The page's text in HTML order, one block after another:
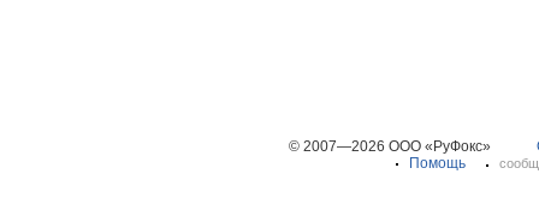
© 2007—2026 ООО «РуФокс»
Помощь